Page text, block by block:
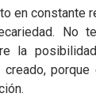
en constante
No
la